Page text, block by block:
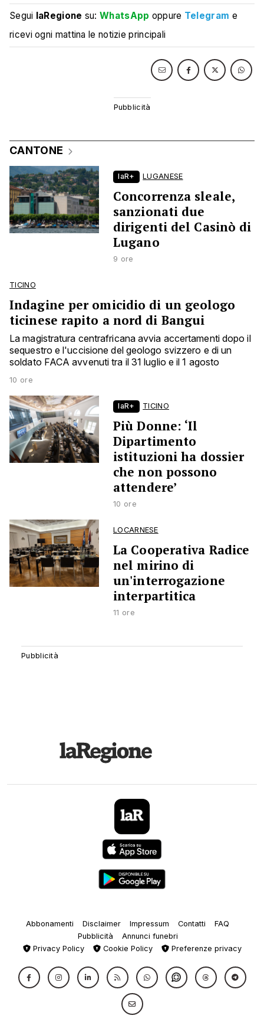
Segui laRegione su:WhatsApp oppure Telegram e
ricevi ogni mattina le notizie principali
CANTONE
laR+ LUGANESE
Concorrenza sleale,
sanzionati due
dirigenti del Casinò di
Lugano
9 ore
TICINO
Indagine per omicidio di un geologo
ticinese rapito a nord di Bangui
La magistratura centrafricana avvia accertamenti dopo il
sequestro e l'uccisione del geologo svizzero e di un
soldato FACA avvenuti tra il 31 luglio e il 1 agosto
10 ore
laR+ TICINO
Più Donne: ‘Il
Dipartimento
istituzioni ha dossier
che non possono
attendere’
10 ore
LOCARNESE
La Cooperativa Radice
nel mirino di
un'interrogazione
interpartitica
11 ore
Abbonamenti Disclaimer Impressum Contatti
FAQ
Pubblicità
Annunci funebri
Privacy Policy
Cookie Policy Preferenze privacy